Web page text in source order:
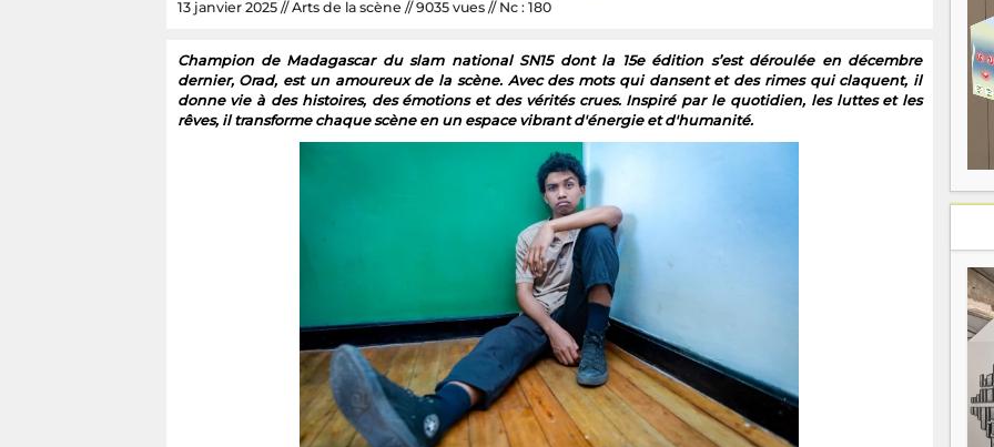
13 janvier 2025 // Arts de la scène // 9035 vues // Nc : 180
Champion de Madagascar du slam national SN15 dont la 15e édition s’est déroulée en décembre
dernier, Orad, est un amoureux de la scène. Avec des mots qui dansent et des rimes qui claquent, il
donne vie à des histoires, des émotions et des vérités crues. Inspiré par le quotidien, les luttes et les
rêves, il transforme chaque scène en un espace vibrant d'énergie et d'humanité.